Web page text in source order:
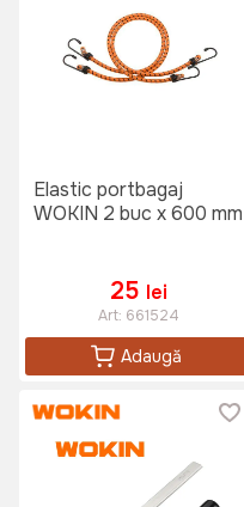
Elastic portbagaj
WOKIN 2 buc x 600 mm
25 lei
Art: 661524
Adaugă